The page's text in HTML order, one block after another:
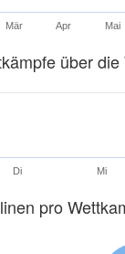
Mär Apr Mai
über die
Di Mi
pro